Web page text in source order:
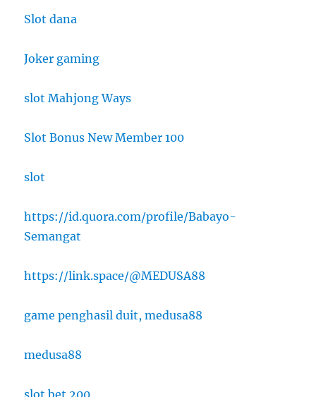
Slot dana
Joker gaming
slot Mahjong Ways
Slot Bonus New Member 100
slot
https://id.quora.com/profile/Babayo-
Semangat
https://link.space/@MEDUSA88
game penghasil duit, medusa88
medusa88
slot bet 200